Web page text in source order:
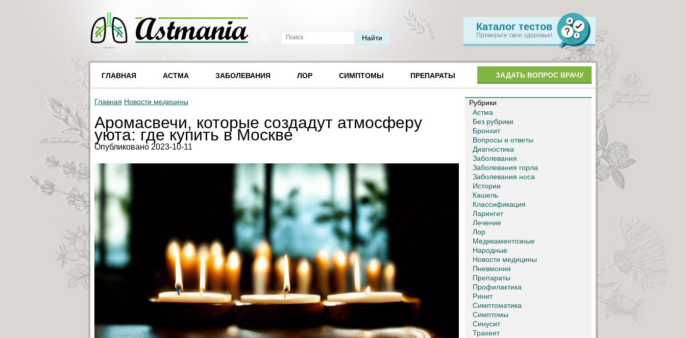
Каталог тестов
Проверьте свое здоровье!
ГЛАВНАЯ АСТМА ЗАБОЛЕВАНИЯ ЛОР СИМПТОМЫ ПРЕПАРАТЫ ЗАДАТЬ ВОПРОС ВРАЧУ
Главная Новости медицины
Аромасвечи, которые создадут атмосферу
уюта: где купить в Москве
Опубликовано 2023-10-11
Рубрики
Астма
Без рубрики
Бронхит
Вопросы и ответы
Диагностика
Заболевания
Заболевания горла
Заболевания носа
Истории
Кашель
Классификация
Ларингит
Лечение
Лор
Медикаментозные
Народные
Новости медицины
Пневмония
Препараты
Профилактика
Ринит
Симптоматика
Симптомы
Синусит
Трахеит